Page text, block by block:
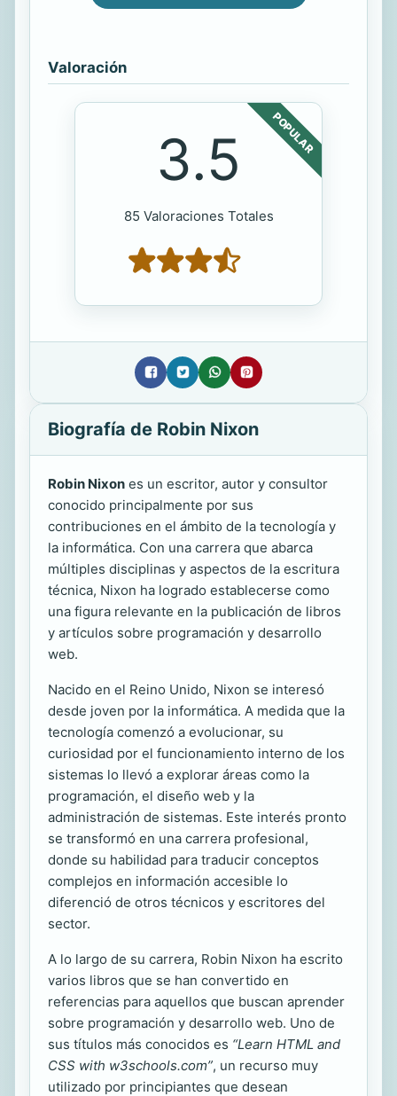
Valoración
POPULAR
3.5
85 Valoraciones Totales
Biografía de Robin Nixon
Robin Nixon es un escritor, autor y consultor
conocido principalmente por sus
contribuciones en el ámbito de la tecnología y
la informática. Con una carrera que abarca
múltiples disciplinas y aspectos de la escritura
técnica, Nixon ha logrado establecerse como
una figura relevante en la publicación de libros
y artículos sobre programación y desarrollo
web.
Nacido en el Reino Unido, Nixon se interesó
desde joven por la informática. A medida que la
tecnología comenzó a evolucionar, su
curiosidad por el funcionamiento interno de los
sistemas lo llevó a explorar áreas como la
programación, el diseño web y la
administración de sistemas. Este interés pronto
se transformó en una carrera profesional,
donde su habilidad para traducir conceptos
complejos en información accesible lo
diferenció de otros técnicos y escritores del
sector.
A lo largo de su carrera, Robin Nixon ha escrito
varios libros que se han convertido en
referencias para aquellos que buscan aprender
sobre programación y desarrollo web. Uno de
sus títulos más conocidos es “Learn HTML and
CSS with w3schools.com”, un recurso muy
utilizado por principiantes que desean